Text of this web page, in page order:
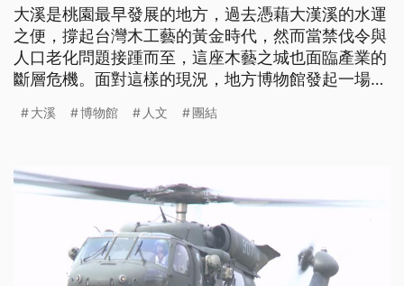
大溪是桃園最早發展的地方，過去憑藉大漢溪的水運
之便，撐起台灣木工藝的黃金時代，然而當禁伐令與
人口老化問題接踵而至，這座木藝之城也面臨產業的
斷層危機。面對這樣的現況，地方博物館發起一場無
試圖在現代生活中為傳統木工藝找到生存的路徑。
大溪 博物館 人文 團結